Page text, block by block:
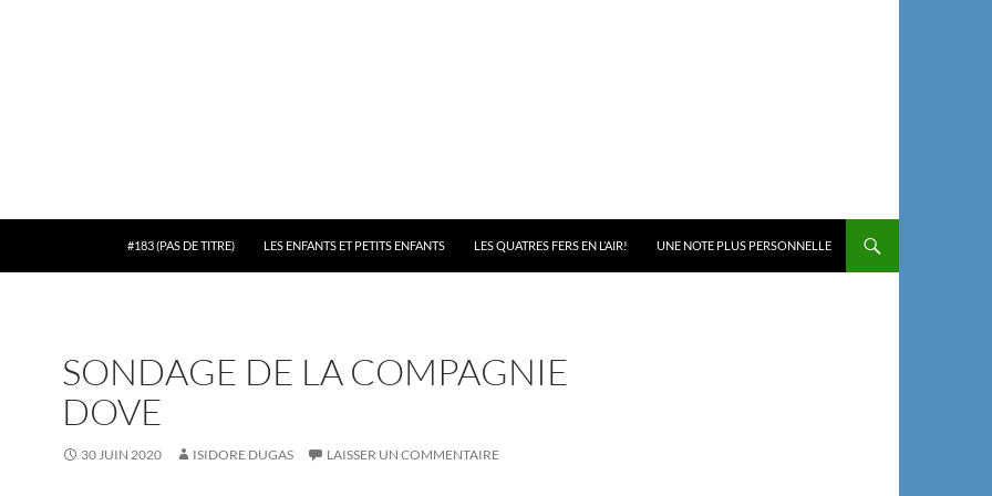
#183 (PAS DE TITRE) LES ENFANTS ET PETITS ENFANTS LES QUATRES FERS EN L’AIR! UNE NOTE PLUS PERSONNELLE
SONDAGE DE LA COMPAGNIE
DOVE
30 JUIN 2020 ISIDORE DUGAS LAISSER UN COMMENTAIRE